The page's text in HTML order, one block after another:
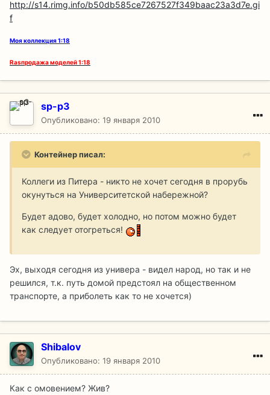
http://s14.rimg.info/b50db585ce7267527f349baac23a3d7e.gi
f
Моя коллекция 1:18
Rаsпродажа моделей 1:18
sp-p3
Опубликовано: 19 января 2010
Контейнер писал:
Коллеги из Питера - никто не хочет сегодня в прорубь
окунуться на Университетской набережной?
Будет адово, будет холодно, но потом можно будет
как следует отогреться!
Эх, выходя сегодня из универа - видел народ, но так и не
решился, т.к. путь домой предстоял на общественном
транспорте, а приболеть как то не хочется)
Shibalov
Опубликовано: 19 января 2010
Как с омовением? Жив?